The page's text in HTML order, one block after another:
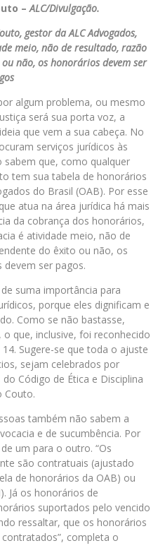
–ALC/Divulgação.
gestor da ALC Advogados,
meio, não de resultado, razão
não, os honorários devem ser
algum problema, ou mesmo
será sua porta voz, a
que vem a sua cabeça. No
serviços jurídicos às
que, como qualquer
tem sua tabela de honorários
do Brasil (OAB). Por esse
atua na área jurídica há mais
da cobrança dos honorários,
é atividade meio, não de
do êxito ou não, os
ser pagos.
suma importância para
porque eles dignificam e
Como se não bastasse,
que, inclusive, foi reconhecido
Sugere-se que toda o ajuste
sejam celebrados por
Código de Ética e Disciplina
Couto.
também não sabem a
e de sucumbência. Por
um para o outro. “Os
são contratuais (ajustado
de honorários da OAB) ou
Já os honorários de
suportados pelo vencido
ressaltar, que os honorários
completa o